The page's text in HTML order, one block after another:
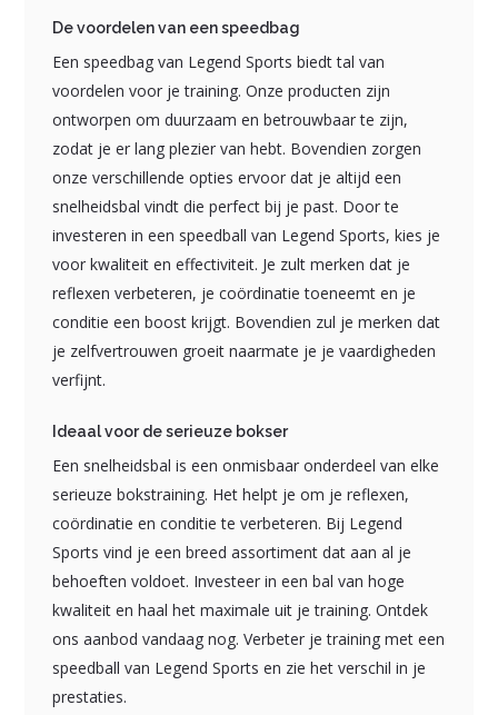
De voordelen van een speedbag
Een speedbag van Legend Sports biedt tal van
voordelen voor je training. Onze producten zijn
ontworpen om duurzaam en betrouwbaar te zijn,
zodat je er lang plezier van hebt. Bovendien zorgen
onze verschillende opties ervoor dat je altijd een
snelheidsbal vindt die perfect bij je past. Door te
investeren in een speedball van Legend Sports, kies je
voor kwaliteit en effectiviteit. Je zult merken dat je
reflexen verbeteren, je coördinatie toeneemt en je
conditie een boost krijgt. Bovendien zul je merken dat
je zelfvertrouwen groeit naarmate je je vaardigheden
verfijnt.
Ideaal voor de serieuze bokser
Een snelheidsbal is een onmisbaar onderdeel van elke
serieuze bokstraining. Het helpt je om je reflexen,
coördinatie en conditie te verbeteren. Bij Legend
Sports vind je een breed assortiment dat aan al je
behoeften voldoet. Investeer in een bal van hoge
kwaliteit en haal het maximale uit je training. Ontdek
ons aanbod vandaag nog. Verbeter je training met een
speedball van Legend Sports en zie het verschil in je
prestaties.